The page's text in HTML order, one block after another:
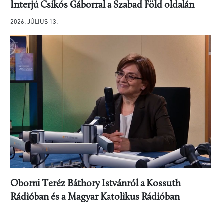
Interjú Csikós Gáborral a Szabad Föld oldalán
2026. JÚLIUS 13.
Oborni Teréz Báthory Istvánról a Kossuth
Rádióban és a Magyar Katolikus Rádióban